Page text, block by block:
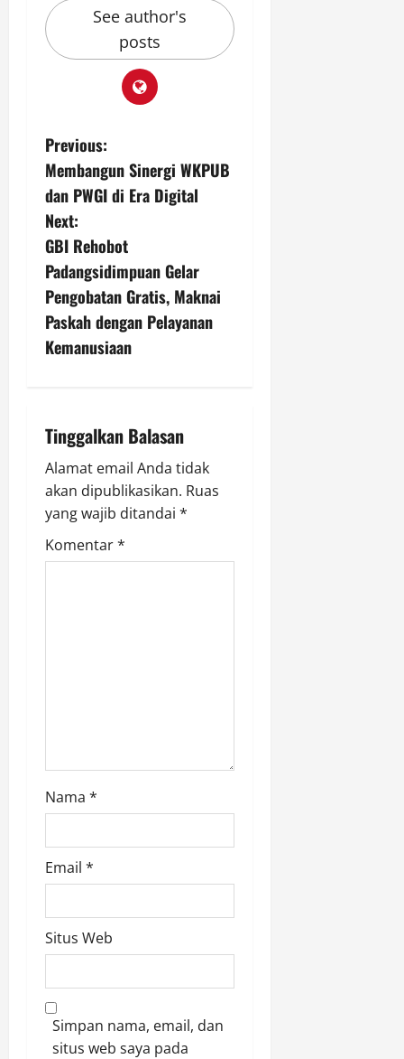
See author's
posts
P
o
s
t
n
a
g
a
t
i
Previous:
Membangun Sinergi WKPUB
dan PWGI di Era Digital
Next:
GBI Rehobot
Padangsidimpuan Gelar
Pengobatan Gratis, Maknai
Paskah dengan Pelayanan
Kemanusiaan
Tinggalkan Balasan
Alamat email Anda tidak
akan dipublikasikan. Ruas
yang wajib ditandai *
Komentar*
Nama *
Email *
Situs Web
Simpan nama, email, dan
situs web saya pada